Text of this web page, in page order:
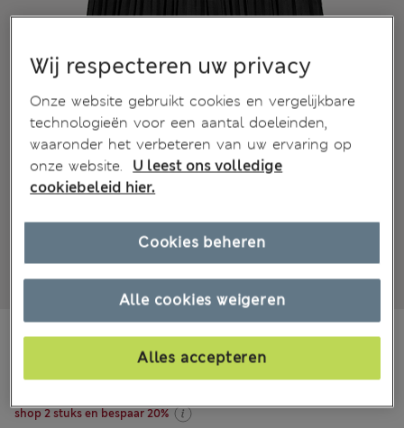
€6,95-€11,00
Alle prijzen zijn inclusief btw en invoerrechten
shop 2 stuks en bespaar 20%
Wij respecteren uw privacy
Onze website gebruikt cookies en vergelijkbare
technologieën voor een aantal doeleinden,
waaronder het verbeteren van uw ervaring op
onze website.
U leest ons volledige
cookiebeleid hier.
Alle cookies weigeren
Alles accepteren
Cookies beheren